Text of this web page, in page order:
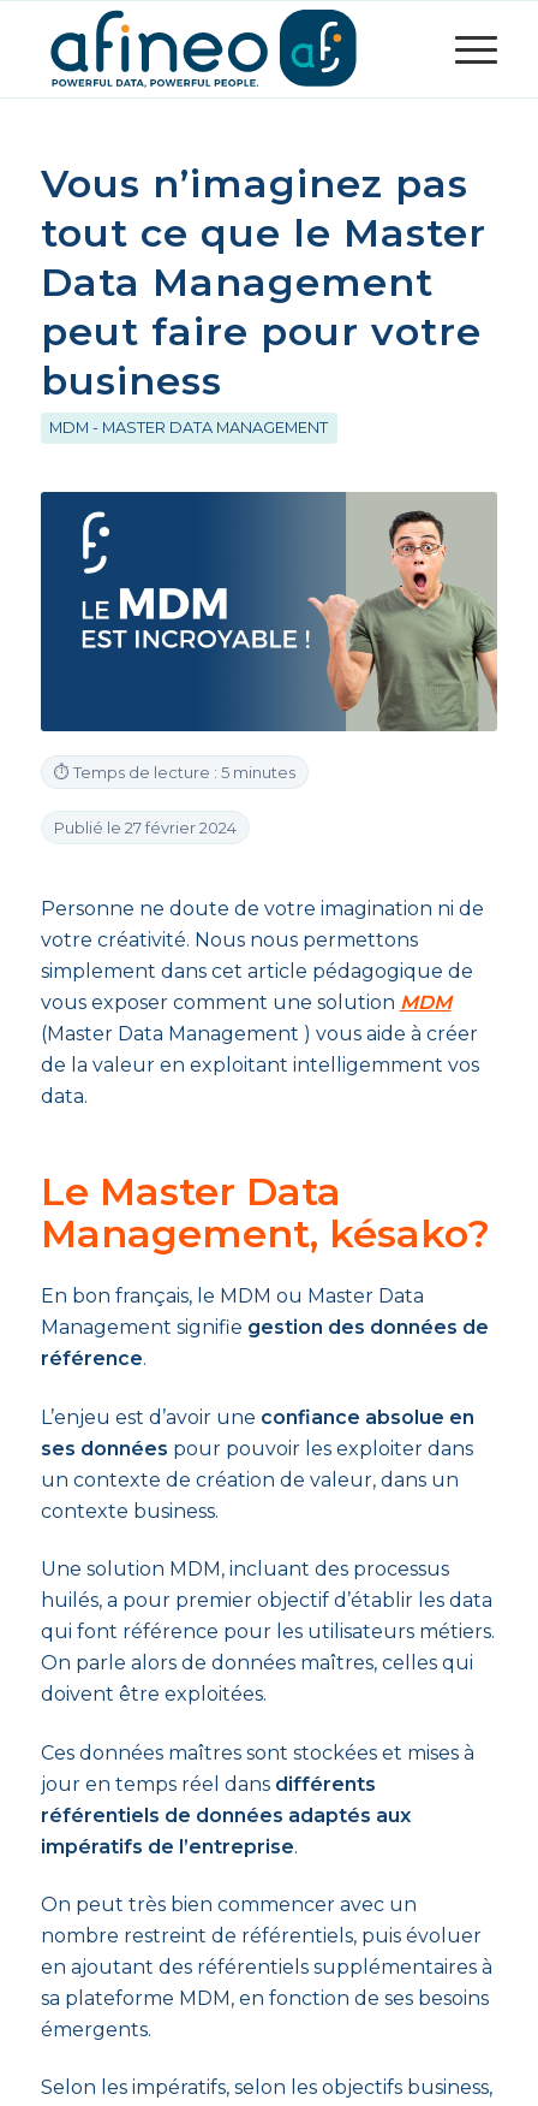
Vous n’imaginez pas
tout ce que le Master
Data Management
peut faire pour votre
business
MDM - MASTER DATA MANAGEMENT
⏱ Temps de lecture : 5 minutes
Publié le 27 février 2024
Personne ne doute de votre imagination ni de
votre créativité. Nous nous permettons
simplement dans cet article pédagogique de
vous exposer comment une solution MDM
(Master Data Management ) vous aide à créer
de la valeur en exploitant intelligemment vos
data.
Le Master Data
Management, késako?
En bon français, le MDM ou Master Data
Management signifie gestion des données de
référence.
L’enjeu est d’avoir une confiance absolue en
ses données pour pouvoir les exploiter dans
un contexte de création de valeur, dans un
contexte business.
Une solution MDM, incluant des processus
huilés, a pour premier objectif d’établir les data
qui font référence pour les utilisateurs métiers.
On parle alors de données maîtres, celles qui
doivent être exploitées.
Ces données maîtres sont stockées et mises à
jour en temps réel dans différents
référentiels de données adaptés aux
impératifs de l’entreprise.
On peut très bien commencer avec un
nombre restreint de référentiels, puis évoluer
en ajoutant des référentiels supplémentaires à
sa plateforme MDM, en fonction de ses besoins
émergents.
Selon les impératifs, selon les objectifs business,